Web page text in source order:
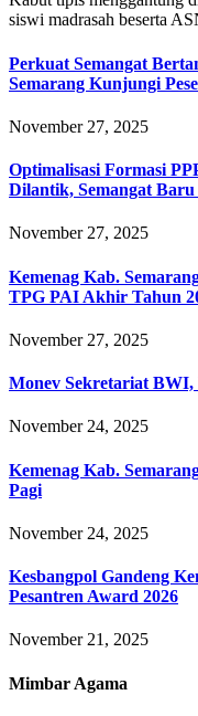
siswi madrasah beserta
Perkuat Semangat
Semarang Kunjungi
November 27, 2025
Optimalisasi Formasi
Dilantik, Semangat
November 27, 2025
Kemenag Kab.
TPG PAI Akhir Tahun
November 27, 2025
Monev Sekretariat BWI,
November 24, 2025
Kemenag Kab.
Pagi
November 24, 2025
Kesbangpol Gandeng
Pesantren Award 2026
November 21, 2025
Mimbar Agama